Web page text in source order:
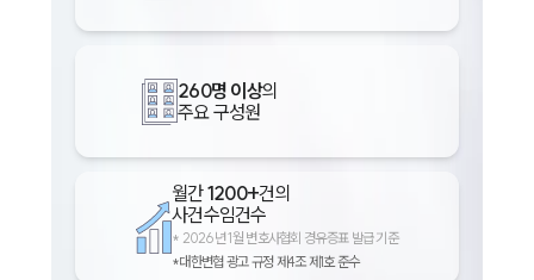
260명 이상의
주요 구성원
월간1200+건의
사건수임건수
* 2026년 1월 변호사협회 경유증표 발급 기준
*대한변협 광고 규정 제4조 제1호 준수